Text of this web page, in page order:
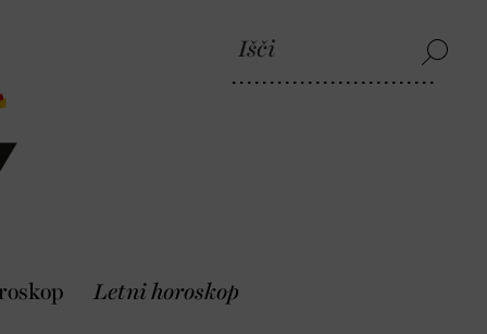
Letni horoskop